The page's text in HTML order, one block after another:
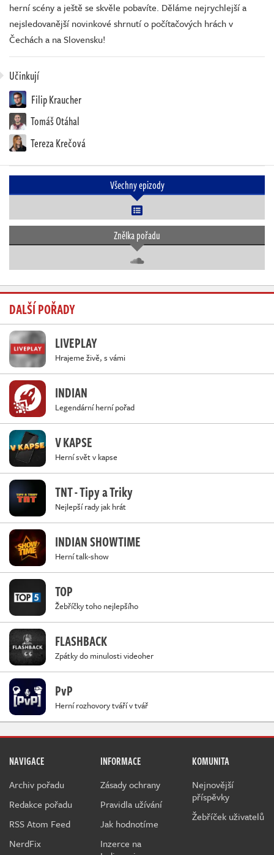
herní scény a ještě se skvěle pobavíte. Děláme nejrychlejší a
nejsledovanější novinkové shrnutí o počítačových hrách v
Čechách a na Slovensku!
Učinkují
Filip Kraucher
Tomáš Otáhal
Tereza Krečová
Všechny epizody
Znělka pořadu
DALŠÍ POŘADY
LIVEPLAY
Hrajeme živě, s vámi
INDIAN
Legendární herní pořad
V KAPSE
Herní svět v kapse
TNT - Tipy a Triky
Nejlepší rady jak hrát
INDIAN SHOWTIME
Herní talk-show
TOP
Žebříčky toho nejlepšího
FLASHBACK
Zpátky do minulosti videoher
PvP
Herní rozhovory tváří v tvář
NAVIGACE
Archiv pořadu
Redakce pořadu
RSS Atom Feed
NerdFix
INFORMACE
Zásady ochrany
Pravidla užívání
Jak hodnotíme
Inzerce na
KOMUNITA
Nejnovější
příspěvky
Žebříček uživatelů